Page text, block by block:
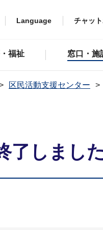
Language チャッ
福祉 窓口・施
区民活動支援センター
しました